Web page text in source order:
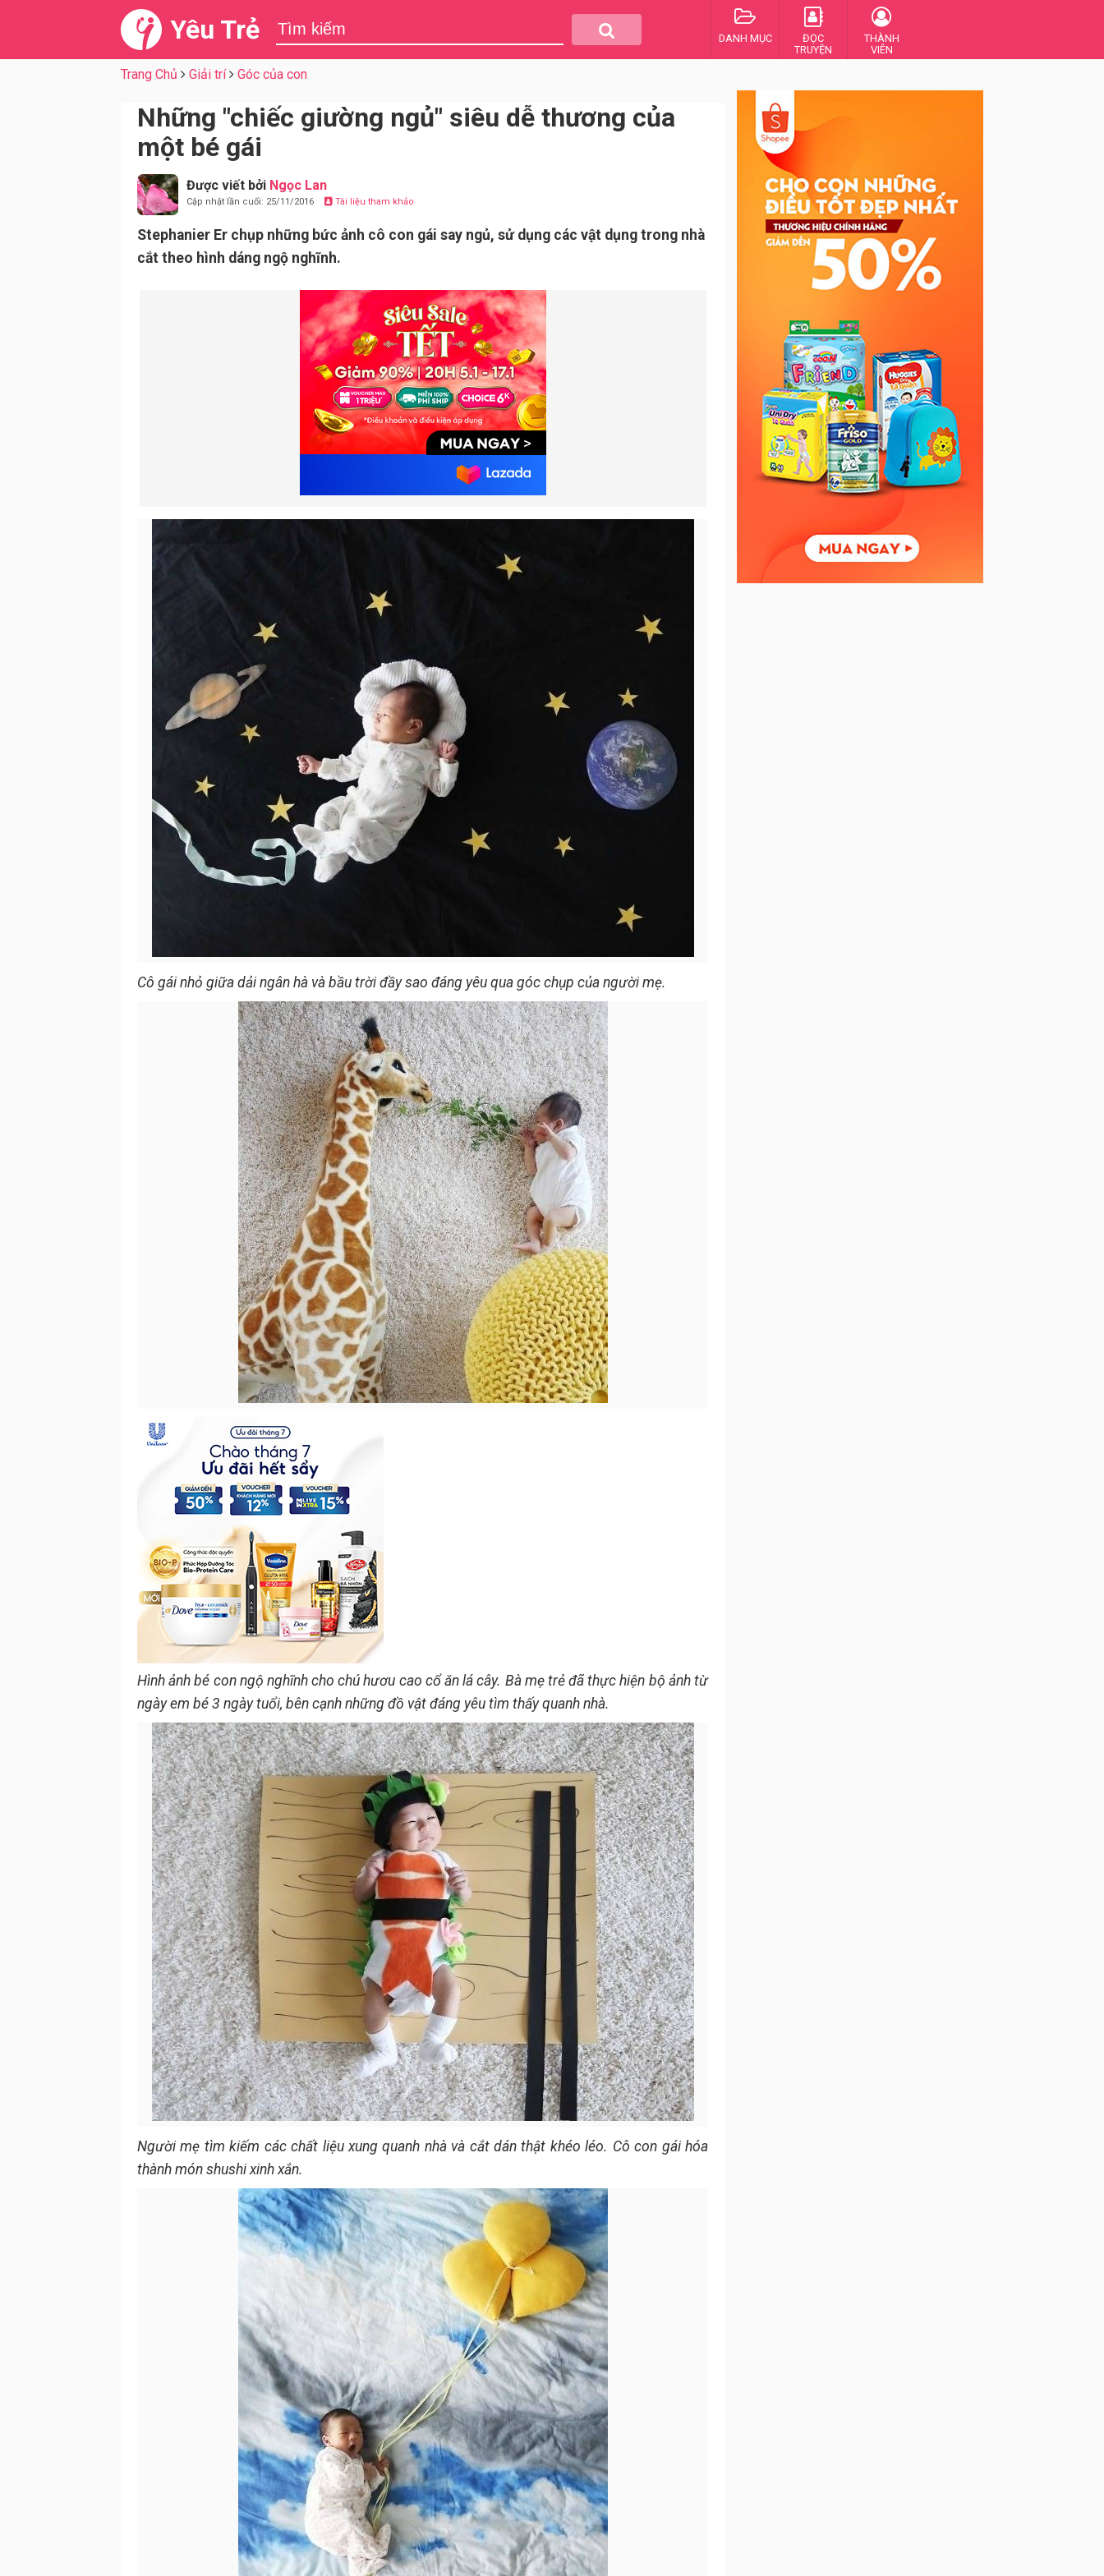
Yêu Trẻ DANH MỤC
ĐỌC
TRUYỆN
THÀNH
VIÊN
Trang Chủ Giải trí Góc của con
Những "chiếc giường ngủ" siêu dễ thương của
một bé gái
Được viết bởi Ngọc Lan
Cập nhật lần cuối: 25/11/2016 Tài liệu tham khảo
Stephanier Er chụp những bức ảnh cô con gái say ngủ, sử dụng các vật dụng trong nhà
cắt theo hình dáng ngộ nghĩnh.
Cô gái nhỏ giữa dải ngân hà và bầu trời đầy sao đáng yêu qua góc chụp của người mẹ.
Hình ảnh bé con ngộ nghĩnh cho chú hươu cao cổ ăn lá cây. Bà mẹ trẻ đã thực hiện bộ ảnh từ
ngày em bé 3 ngày tuổi, bên cạnh những đồ vật đáng yêu tìm thấy quanh nhà.
Người mẹ tìm kiếm các chất liệu xung quanh nhà và cắt dán thật khéo léo. Cô con gái hóa
thành món shushi xinh xắn.